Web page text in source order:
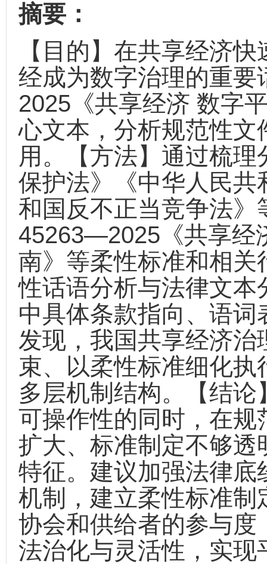
摘要：
【目的】在共享经济
经成为数字治理的重
2025《共享经济 数字
心文本，分析规范性
用。【方法】通过梳
保护法》《中华人民
和国反不正当竞争法
45263—2025《共享经
南》等柔性标准和相
性话语分析与法律文
中具体条款指向、语
发现，我国共享经济
束、以柔性标准细化
多层机制结构。【结
可操作性的同时，在
扩大、标准制定不够
特征。建议加强法律
机制，建立柔性标准
协会和供给者的参与
法治化与灵活性，实